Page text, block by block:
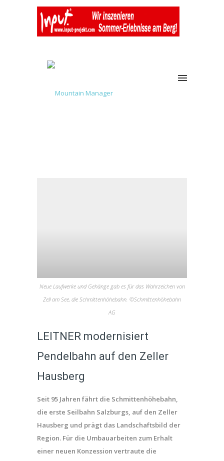
Neue Laufwerke und Gehänge gab es für das Wahrzeichen von
Zell am See, die Schmittenhöhebahn. ©Schmittenhöhebahn
AG
LEITNER modernisiert
Pendelbahn auf den Zeller
Hausberg
Seit 95 Jahren fährt die Schmittenhöhebahn,
die erste Seilbahn Salzburgs, auf den Zeller
Hausberg und prägt das Landschaftsbild der
Region. Für die Umbauarbeiten zum Erhalt
einer neuen Konzession vertraute die